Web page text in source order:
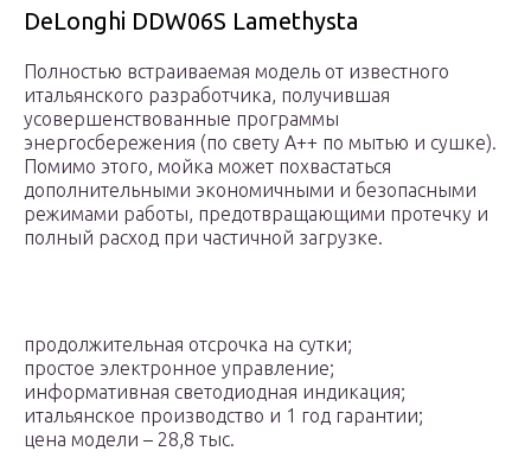
DeLonghi DDW06S Lamethysta
Полностью встраиваемая модель от известного
итальянского разработчика, получившая
усовершенствованные программы
энергосбережения (по свету A++ по мытью и сушке).
Помимо этого, мойка может похвастаться
дополнительными экономичными и безопасными
режимами работы, предотвращающими протечку и
полный расход при частичной загрузке.
продолжительная отсрочка на сутки;
простое электронное управление;
информативная светодиодная индикация;
итальянское производство и 1 год гарантии;
цена модели – 28,8 тыс.